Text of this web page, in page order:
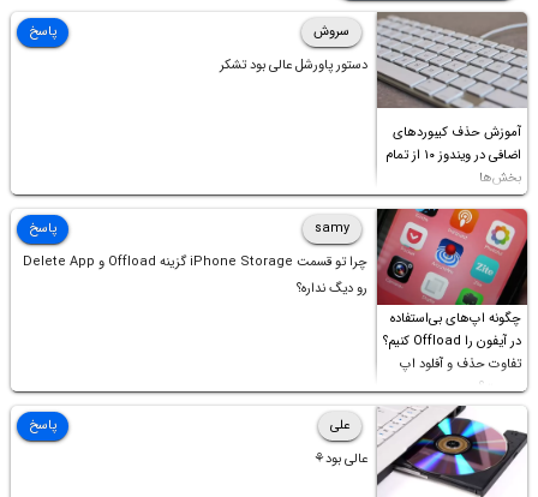
آموزش حذف کیبوردهای
اضافی در ویندوز ۱۰ از تمام
بخش‌ها
سروش
دستور پاورشل عالی بود تشکر
پاسخ
چگونه اپ‌های بی‌استفاده
در آیفون را Offload کنیم؟
تفاوت حذف و آفلود اپ
چیست؟
samy
چرا تو قسمت iPhone Storage گزینه Offload و Delete App
رو دیگ نداره؟
پاسخ
علی
عالی بود⚘
پاسخ